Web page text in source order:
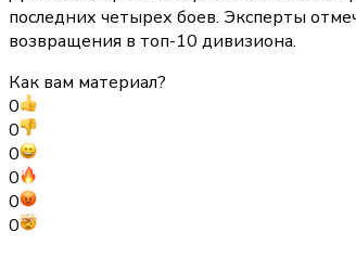
последних четырех боев. Эксперты
возвращения в топ-10 дивизиона.
Как вам материал?
0
0
0
0
0
0